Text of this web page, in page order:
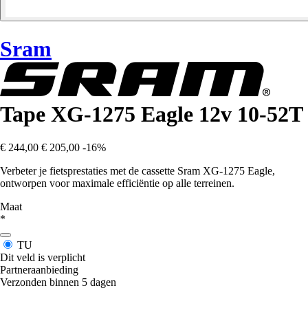
Sram
Tape XG-1275 Eagle 12v 10-52T
€ 244,00 € 205,00 -16%
Verbeter je fietsprestaties met de cassette Sram XG-1275 Eagle,
ontworpen voor maximale efficiëntie op alle terreinen.
Maat
*
TU
Dit veld is verplicht
Partneraanbieding
Verzonden binnen 5 dagen